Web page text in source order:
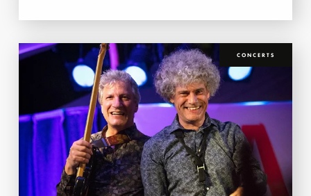
CONCERTS